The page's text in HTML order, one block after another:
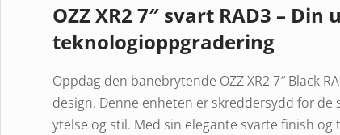
OZZ XR2 7″ svart RAD3 –
teknologioppgradering
Oppdag den banebrytende OZZ XR2 7″ Black
design. Denne enheten er skreddersydd for
ytelse og stil. Med sin elegante svarte finish